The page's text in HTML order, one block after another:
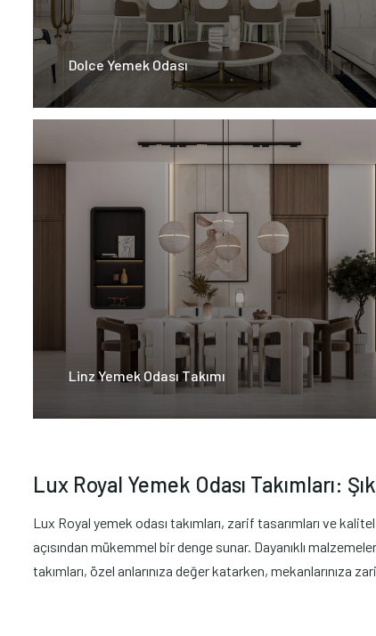
Dolce Yemek Odası​
Linz Yemek Odası Takımı
Lux Royal Yemek Odası Takımları:
Lux Royal yemek odası takımları, zarif tasarımları ve
açısından mükemmel bir denge sunar. Dayanıklı
takımları, özel anlarınıza değer katarken, mekanlarınıza